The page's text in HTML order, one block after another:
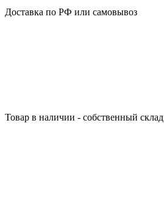
Доставка по РФ или самовывоз
Товар в наличии - собственный склад